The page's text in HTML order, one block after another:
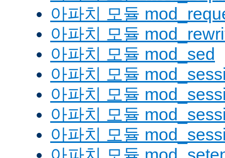
아파치 모듈
아파치 모듈
아파치 모듈 mod_sed
아파치 모듈
아파치 모듈
아파치 모듈
아파치 모듈